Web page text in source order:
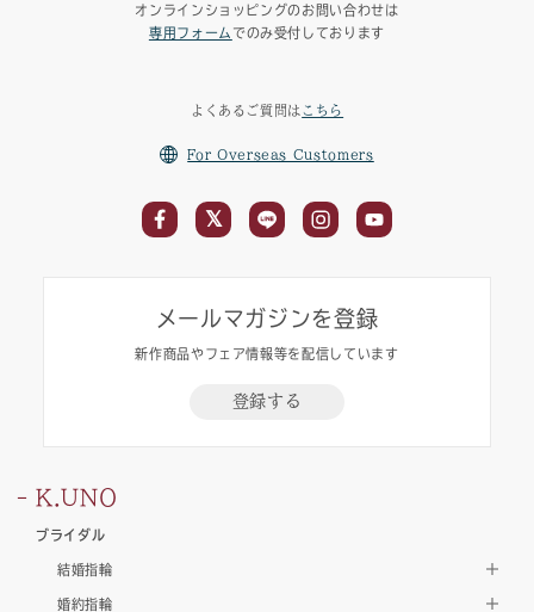
オンラインショッピングのお問い合わせは
専用フォーム でのみ受付しております
よくあるご質問は こちら
For Overseas Customers
メールマガジンを登録
新作商品やフェア情報等を配信しています
登録する
K.UNO
ブライダル
結婚指輪
婚約指輪